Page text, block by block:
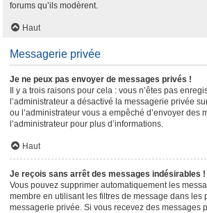
forums qu’ils modèrent.
Haut
Messagerie privée
Je ne peux pas envoyer de messages privés !
Il y a trois raisons pour cela : vous n’êtes pas
l’administrateur a désactivé la messagerie privée
ou l’administrateur vous a empêché d’envoyer des
l’administrateur pour plus d’informations.
Haut
Je reçois sans arrêt des messages indésirables !
Vous pouvez supprimer automatiquement les
membre en utilisant les filtres de message dans les
messagerie privée. Si vous recevez des messages